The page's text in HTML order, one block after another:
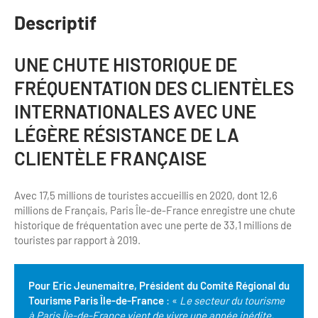
Bilan des actions de professionnalisation
Besoins et attentes des visiteurs
Améliorer la qualité
Partage d'expériences professionnelles
Labels, Certifications et Normes
Accessibilité
Tourisme & Handicap
Nos publics en situation de handicap
Comment se rendre accessible?
Golfs
Incentive et team building
Logistique
Agences Réceptives et évènementielles
Guides et interprètes
Autocaristes/Transporteurs/transféristes
Magazine Paris Region
Descriptif
UNE CHUTE HISTORIQUE DE
FRÉQUENTATION DES CLIENTÈLES
INTERNATIONALES AVEC UNE
LÉGÈRE RÉSISTANCE DE LA
CLIENTÈLE FRANÇAISE
Avec 17,5 millions de touristes accueillis en 2020, dont 12,6
millions de Français, Paris Île-de-France enregistre une chute
historique de fréquentation avec une perte de 33,1 millions de
touristes par rapport à 2019.
Pour Eric Jeunemaitre, Président du Comité Régional du
Tourisme Paris Île-de-France : « Le secteur du tourisme
à Paris Île-de-France vient de vivre une année inédite,